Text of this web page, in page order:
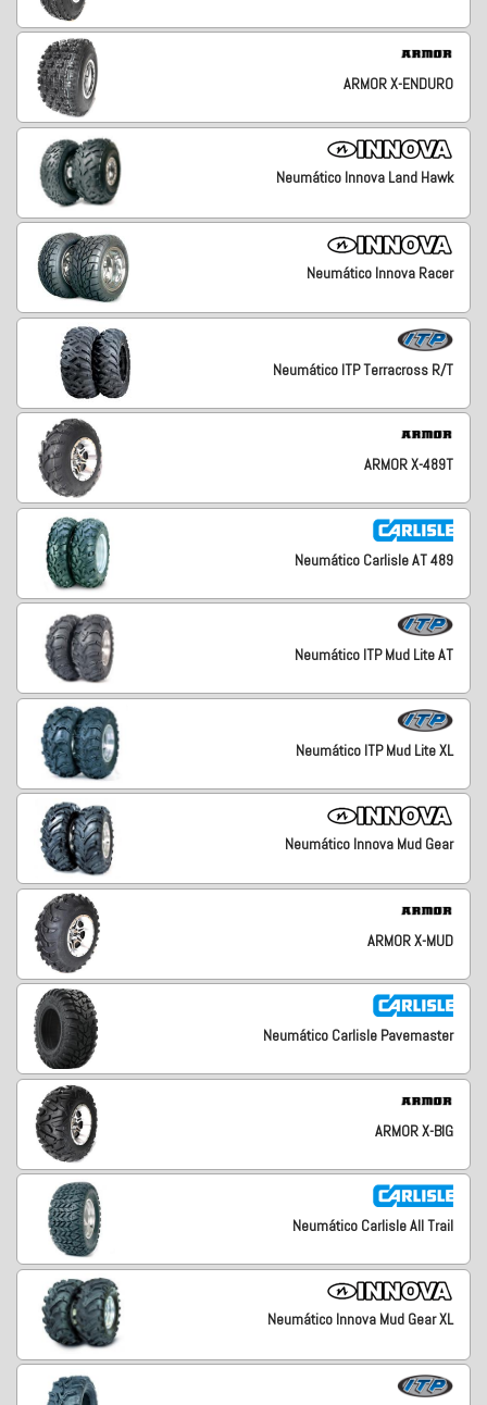
ARMOR X-ENDURO
Neumático Innova Land Hawk
Neumático Innova Racer
Neumático ITP Terracross R/T
ARMOR X-489T
Neumático Carlisle AT 489
Neumático ITP Mud Lite AT
Neumático ITP Mud Lite XL
Neumático Innova Mud Gear
ARMOR X-MUD
Neumático Carlisle Pavemaster
ARMOR X-BIG
Neumático Carlisle All Trail
Neumático Innova Mud Gear XL